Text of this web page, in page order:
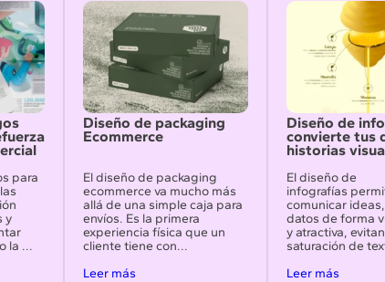
para
y
la ...
Diseño de packaging
Ecommerce
El diseño de packaging
ecommerce va mucho más
allá de una simple caja para
envíos. Es la primera
experiencia física que un
cliente tiene con...
Leer más
Diseño de
convierte tus
historias
El diseño de
infografías
comunicar
datos de forma
y atractiva,
saturación de
Leer más